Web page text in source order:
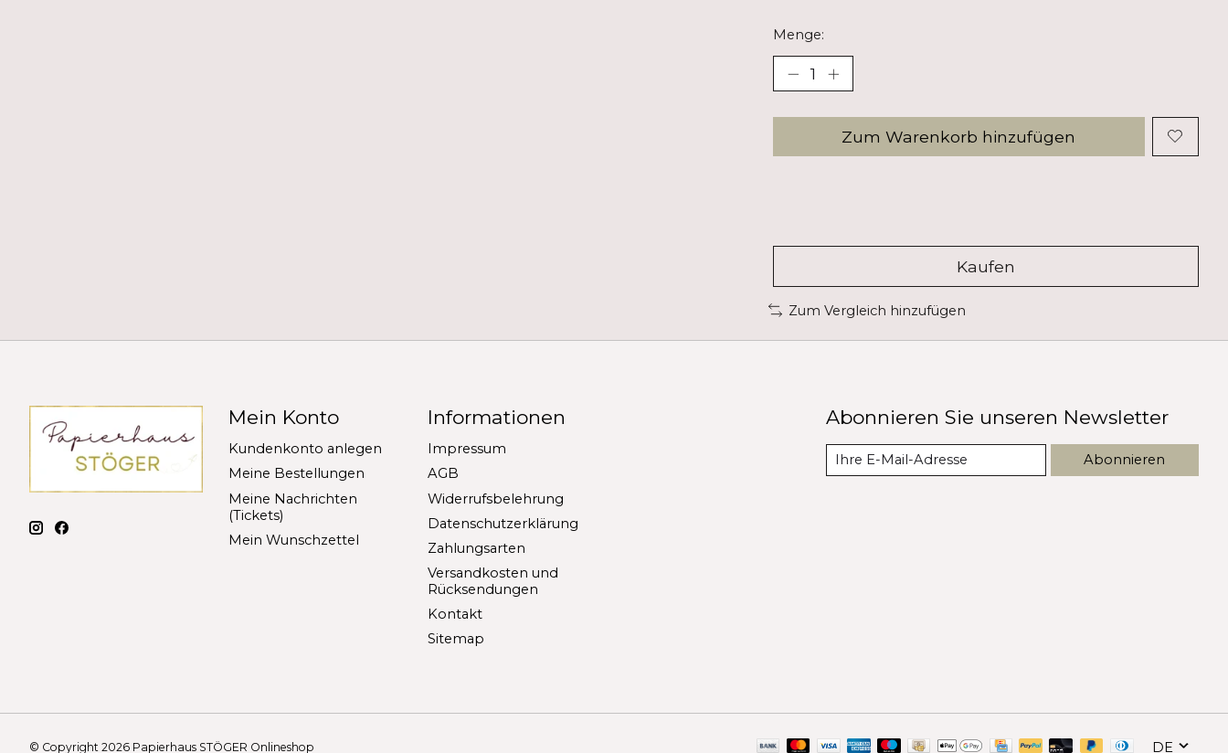
Menge:
Zum Warenkorb hinzufügen
Kaufen
Zum Vergleich hinzufügen
Mein Konto
Kundenkonto anlegen
Meine Bestellungen
Meine Nachrichten
(Tickets)
Mein Wunschzettel
Informationen
Impressum
AGB
Widerrufsbelehrung
Datenschutzerklärung
Zahlungsarten
Versandkosten und
Rücksendungen
Kontakt
Sitemap
Abonnieren Sie unseren Newsletter
Abonnieren
© Copyright 2026 Papierhaus STÖGER Onlineshop DE